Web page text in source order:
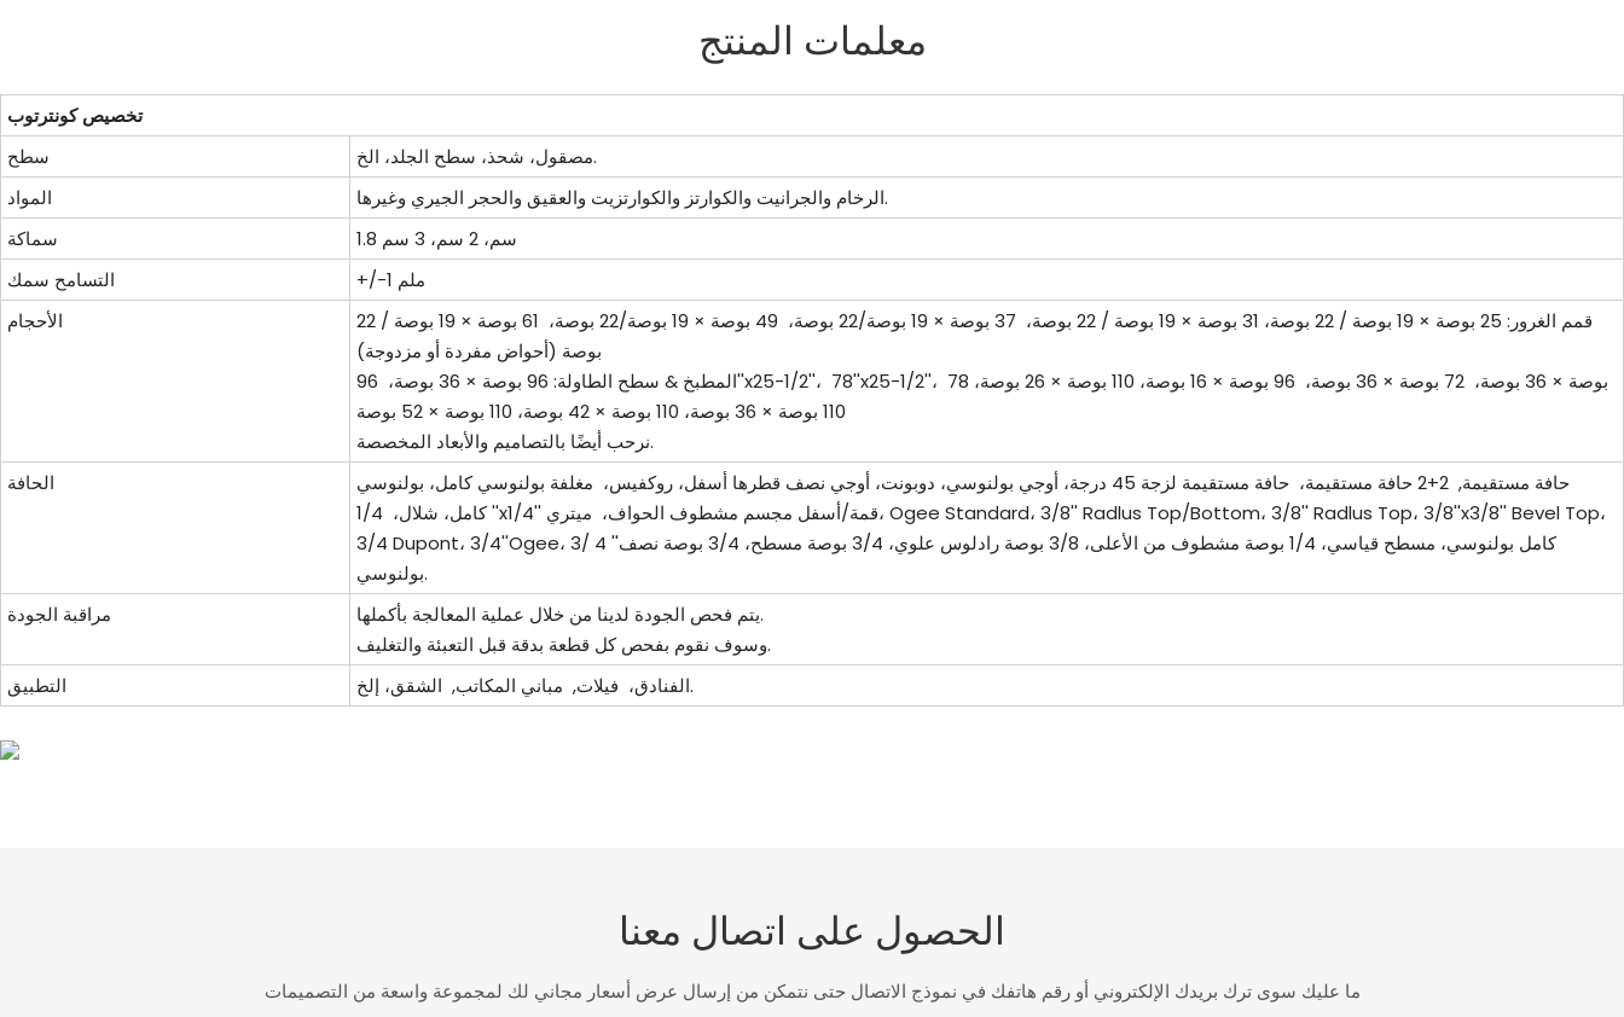
معلمات المنتج
تخصيص كونترتوب
سطح
مصقول، شحذ، سطح الجلد، الخ.
المواد
الرخام والجرانيت والكوارتز والكوارتزيت والعقيق والحجر الجيري وغيرها.
سماكة
1.8 سم، 2 سم، 3 سم
التسامح سمك
+/-1 ملم
الأحجام
قمم الغرور: 25 بوصة × 19 بوصة / 22 بوصة، 31 بوصة × 19 بوصة / 22 بوصة، 37 بوصة × 19 بوصة/22 بوصة، 49 بوصة × 19 بوصة/22 بوصة، 61 بوصة × 19 بوصة / 22
بوصة (أحواض مفردة أو مزدوجة)
المطبخ & سطح الطاولة: 96 بوصة × 36 بوصة، 96''x25-1/2''، 78''x25-1/2''، 78 بوصة × 36 بوصة، 72 بوصة × 36 بوصة، 96 بوصة × 16 بوصة، 110 بوصة × 26 بوصة،
110 بوصة × 36 بوصة، 110 بوصة × 42 بوصة، 110 بوصة × 52 بوصة
نرحب أيضًا بالتصاميم والأبعاد المخصصة.
الحافة
حافة مستقيمة, 2+2 حافة مستقيمة، حافة مستقيمة لزجة 45 درجة، أوجي بولنوسي، دوبونت، أوجي نصف قطرها أسفل، روكفيس، مغلفة بولنوسي كامل، بولنوسي
كامل، شلال، 1/4 ''x1/4'' قمة/أسفل مجسم مشطوف الحواف، ميتري، Ogee Standard، 3/8'' Radlus Top/Bottom، 3/8'' Radlus Top، 3/8''x3/8'' Bevel Top،
3/4 Dupont، 3/4''Ogee، 3/ 4 ''كامل بولنوسي، مسطح قياسي، 1/4 بوصة مشطوف من الأعلى، 3/8 بوصة رادلوس علوي، 3/4 بوصة مسطح، 3/4 بوصة نصف
بولنوسي.
مراقبة الجودة
يتم فحص الجودة لدينا من خلال عملية المعالجة بأكملها.
وسوف نقوم بفحص كل قطعة بدقة قبل التعبئة والتغليف.
التطبيق
الفنادق، فيلات, مباني المكاتب, الشقق، إلخ.
الحصول على اتصال معنا
ما عليك سوى ترك بريدك الإلكتروني أو رقم هاتفك في نموذج الاتصال حتى نتمكن من إرسال عرض أسعار مجاني لك لمجموعة واسعة من التصميمات